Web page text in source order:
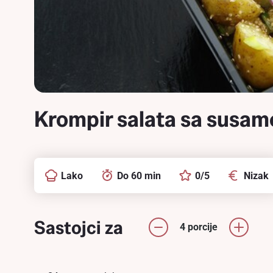
Krompir salata sa
Lako Do 60 min 0/5 Nizak
Sastojci za 4 porcije